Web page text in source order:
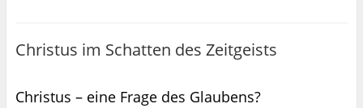
Christus im Schatten des Zeitgeists
Christus – eine Frage des Glaubens?